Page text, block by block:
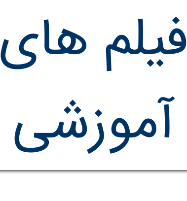
فیلم های
آموزشی